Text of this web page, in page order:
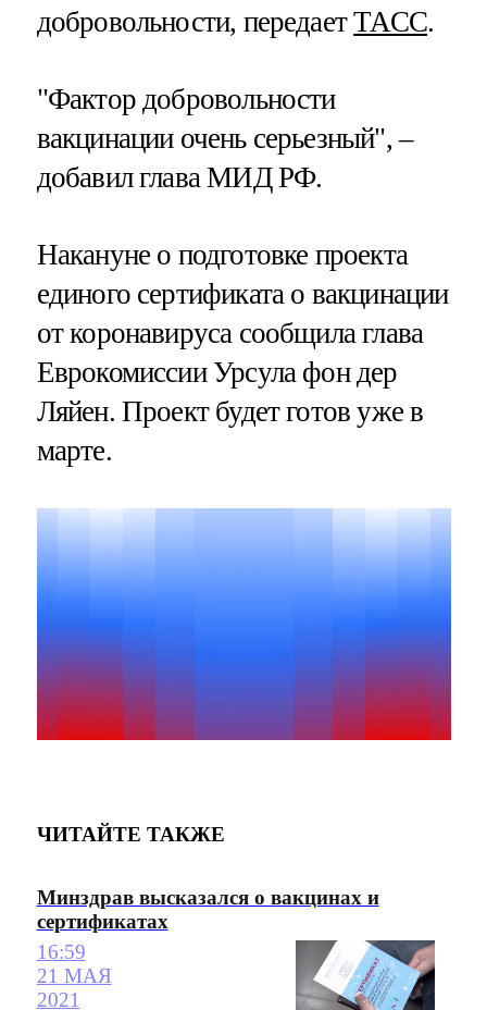
добровольности, передаетТАСС.
"Фактор добровольности
вакцинации очень серьезный", –
добавил глава МИД РФ.
Накануне о подготовке проекта
единого сертификата о вакцинации
от коронавируса сообщила глава
Еврокомиссии Урсула фон дер
Ляйен. Проект будет готов уже в
марте.
ЧИТАЙТЕ ТАКЖЕ
Минздрав высказался о вакцинах и
сертификатах
16:59
21 МАЯ
2021